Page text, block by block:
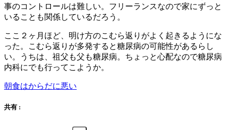
事のコントロールは難しい。フリーランスなので家にずっと
いることも関係しているだろう。
ここ２ヶ月ほど、明け方のこむら返りがよく起きるようにな
った。こむら返りが多発すると糖尿病の可能性があるらし
い。うちは、祖父も父も糖尿病。ちょっと心配なので糖尿病
内科にでも行ってこようか。
朝食はからだに悪い
共有 :